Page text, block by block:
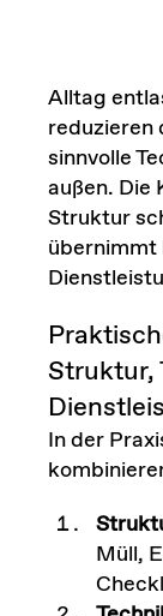
Alltag
reduzieren
sinnvolle
außen. Die
Struktur
Struktur,
In der
Müll,